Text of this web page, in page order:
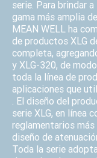
serie. Para brindar
gama más amplia
MEAN WELL ha
de productos XLG
completa,
y XLG-320, de
toda la línea de
aplicaciones que
. El diseño del
serie XLG, en línea
reglamentarios
diseño de
Toda la serie